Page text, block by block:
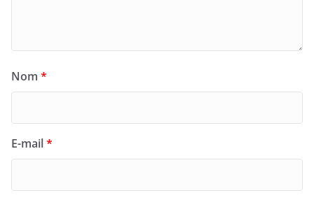
Nom *
E-mail*